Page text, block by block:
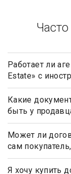
Работает ли
Estate» с
Да, наше
иностранными
Какие
быть у
Документами,
продавца,
регистрации
документы,
дарения,
Может ли
сам
Может, но для
нотариально
Я хочу купить